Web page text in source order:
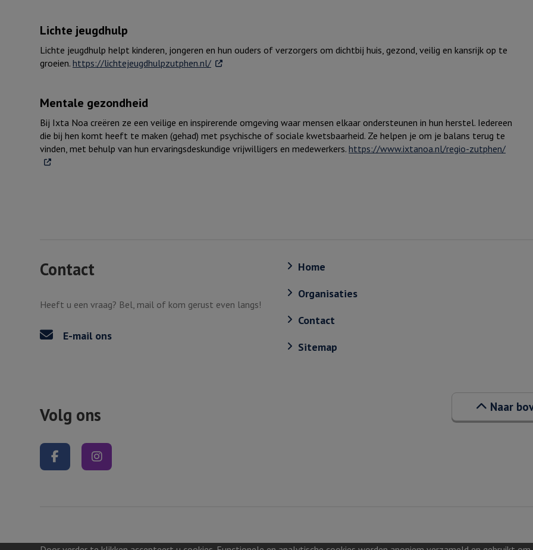
Lichte jeugdhulp
Lichte jeugdhulp helpt kinderen, jongeren en hun ouders of verzorgers om dichtbij huis, gezond, veilig en kansrijk op te
groeien. https://lichtejeugdhulpzutphen.nl/. Externe link
Mentale gezondheid
Bij Ixta Noa creëren ze een veilige en inspirerende omgeving waar mensen elkaar ondersteunen in hun herstel. Iedereen
die bij hen komt heeft te maken (gehad) met psychische of sociale kwetsbaarheid. Ze helpen je om je balans terug te
vinden, met behulp van hun ervaringsdeskundige vrijwilligers en medewerkers. https://www.ixtanoa.nl/regio-zutphen/.
Contact
Heeft u een vraag? Bel, mail of kom gerust even langs!
E-mail ons
Home
Organisaties
Contact
Sitemap
Volg ons
Volg ons op Facebook
Naar